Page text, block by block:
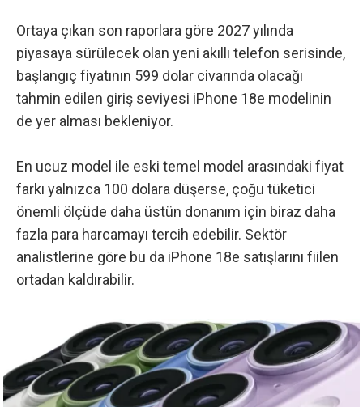
Ortaya çıkan son raporlara göre 2027 yılında
piyasaya sürülecek olan yeni akıllı telefon serisinde,
başlangıç ​​fiyatının 599 dolar civarında olacağı
tahmin edilen giriş seviyesi iPhone 18e modelinin
de yer alması bekleniyor.
En ucuz model ile eski temel model arasındaki fiyat
farkı yalnızca 100 dolara düşerse, çoğu tüketici
önemli ölçüde daha üstün donanım için biraz daha
fazla para harcamayı tercih edebilir. Sektör
analistlerine göre bu da iPhone 18e satışlarını fiilen
ortadan kaldırabilir.